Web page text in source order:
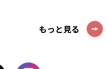
もっと見る